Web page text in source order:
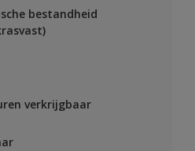
bestandheid
verkrijgbaar